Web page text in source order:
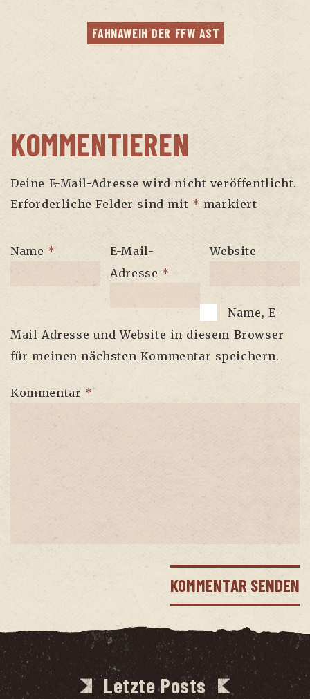
FAHN­AWEIH DER FFW AST
KOMMENTIEREN
Deine E-Mail-Adresse wird nicht veröffentlicht.
Erforderliche Felder sind mit * markiert
Name *
E-Mail-
Adresse *
Website
Name, E-
Mail-Adresse und Website in diesem Browser
für meinen nächsten Kommentar speichern.
Kommentar *
Letzte Posts